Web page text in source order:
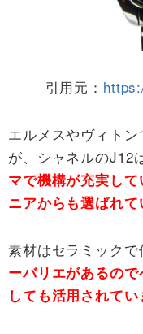
引用元：
エルメスやヴィト
が、シャネルのJ12
マで機構が充実し
ニアからも選ばれて
素材はセラミックで
ーバリエがあるの
しても活用されてい